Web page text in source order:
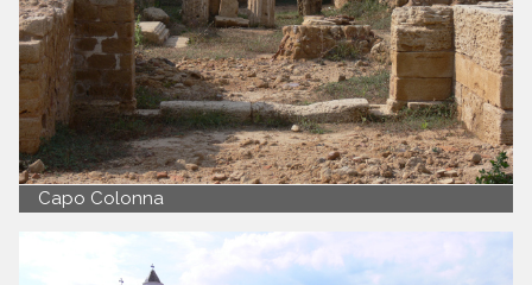
Capo Colonna